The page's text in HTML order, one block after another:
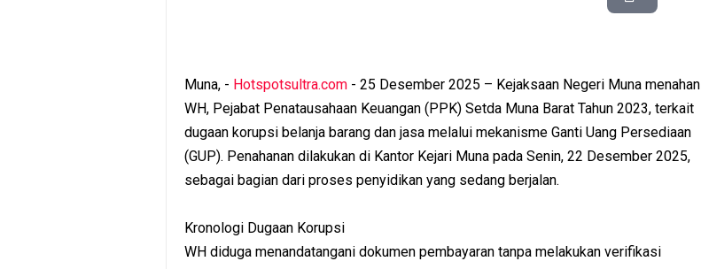
Muna, - Hotspotsultra.com - 25 Desember 2025 – Kejaksaan Negeri Muna menahan
WH, Pejabat Penatausahaan Keuangan (PPK) Setda Muna Barat Tahun 2023, terkait
dugaan korupsi belanja barang dan jasa melalui mekanisme Ganti Uang Persediaan
(GUP). Penahanan dilakukan di Kantor Kejari Muna pada Senin, 22 Desember 2025,
sebagai bagian dari proses penyidikan yang sedang berjalan.
Kronologi Dugaan Korupsi
WH diduga menandatangani dokumen pembayaran tanpa melakukan verifikasi